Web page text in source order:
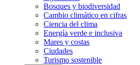
Bosques y biodiversidad
Cambio climático en cifras
Ciencia del clima
Energía verde e inclusiva
Mares y costas
Ciudades
Turismo sostenible